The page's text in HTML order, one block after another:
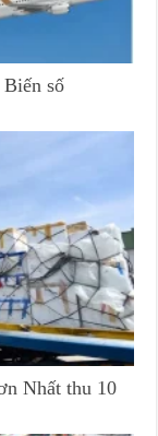
số
Nhất thu 10